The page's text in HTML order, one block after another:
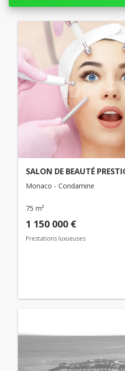
SALON DE BEAUTÉ
Monaco - Condamine
75 m²
1 150 000 €
Prestations luxueuses